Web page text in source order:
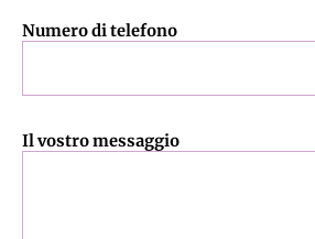
Numero di telefono
Il vostro messaggio